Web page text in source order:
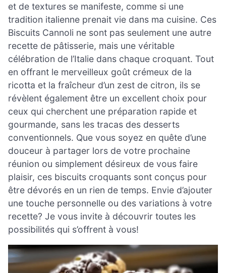
et de textures se manifeste, comme si une
tradition italienne prenait vie dans ma cuisine. Ces
Biscuits Cannoli ne sont pas seulement une autre
recette de pâtisserie, mais une véritable
célébration de l’Italie dans chaque croquant. Tout
en offrant le merveilleux goût crémeux de la
ricotta et la fraîcheur d’un zest de citron, ils se
révèlent également être un excellent choix pour
ceux qui cherchent une préparation rapide et
gourmande, sans les tracas des desserts
conventionnels. Que vous soyez en quête d’une
douceur à partager lors de votre prochaine
réunion ou simplement désireux de vous faire
plaisir, ces biscuits croquants sont conçus pour
être dévorés en un rien de temps. Envie d’ajouter
une touche personnelle ou des variations à votre
recette? Je vous invite à découvrir toutes les
possibilités qui s’offrent à vous!